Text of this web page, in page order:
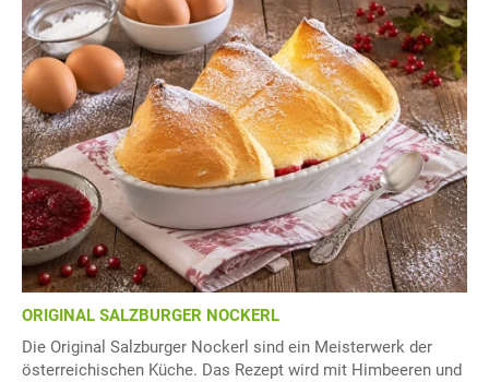
ORIGINAL SALZBURGER NOCKERL
Die Original Salzburger Nockerl sind ein Meisterwerk der
österreichischen Küche. Das Rezept wird mit Himbeeren und